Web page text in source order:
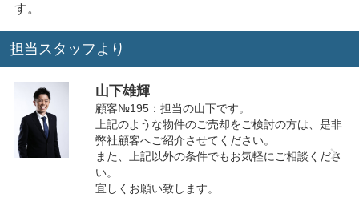
す。
担当スタッフより
山下雄輝
顧客№195：担当の山下です。
上記のような物件のご売却をご検討の方は、是非
弊社顧客へご紹介させてください。
また、上記以外の条件でもお気軽にご相談くださ
い。
宜しくお願い致します。